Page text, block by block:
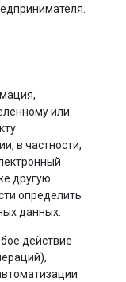
или
в частности,
другую
определить
данных.
действие